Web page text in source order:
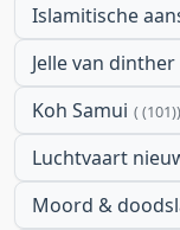
Islamitische
Jelle van dinther
Koh Samui (101)
Luchtvaart
Moord &